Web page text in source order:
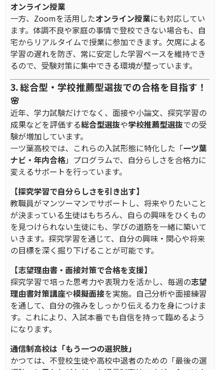
オンライン授業
一方、Zoomを活用したオンライン授業にも対応してい
ます。体調不良や家庭の事情で登校できない場合も、自
宅からリアルタイムで授業に参加できます。欠席による
学習の遅れを防ぎ、常に安定した学習ペースを維持でき
るので、受験対策に集中できる環境が整っています。
3. 総合型・学校推薦型選抜での合格を目指す！
🌸
近年、学力試験だけでなく、面接や小論文、探究学習の
成果などを評価する総合型選抜や学校推薦型選抜での受
験が増加しています。
一ツ葉高校では、これらの入試形態に特化した「一ツ葉
ナビ・年内合格」プログラムで、自分らしさを合格力に
変えるサポートを行っています。
【探究学習で自分らしさを引き出す】
教職員がマンツーマンでサポートし、将来やりたいこと
が決まっている生徒はもちろん、自らの興味をひくもの
を見つけられない生徒にも、学びの道筋を一緒に築いて
いきます。探究学習を通じて、自分の興味・関心や将来
の目標を深く掘り下げることが可能です。
【志望理由書・面接対策で合格を支援】
探究学習で培った思考力や表現力を活かし、毎週の志望
理由書対策講座や模擬面接を実施。自己分析や面接練習
を通して、自分の強みをしっかり伝える力を身につけま
す。これにより、入試本番でも自信を持って臨めるよう
になります。
通信制高校は「もう一つの選択肢」
かつては、不登校生徒や高校中退者のための「最後の選